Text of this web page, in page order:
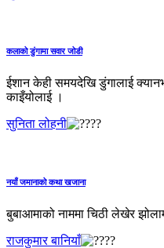
कलाको डुंगामा सवार जोडी
ईशान केही समयदेखि डुंगालाई
काइँयोलाई ।
सुनिता लोहनी
नयाँ जमानाको कथा खजाना
बुबाआमाको नाममा चिठी लेखेर
राजकुमार बानियाँ